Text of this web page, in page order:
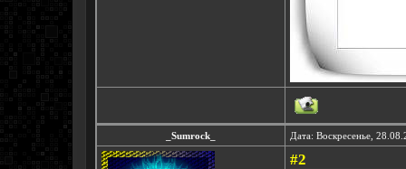
_Sumrock_ Дата: Воскресенье,
#2